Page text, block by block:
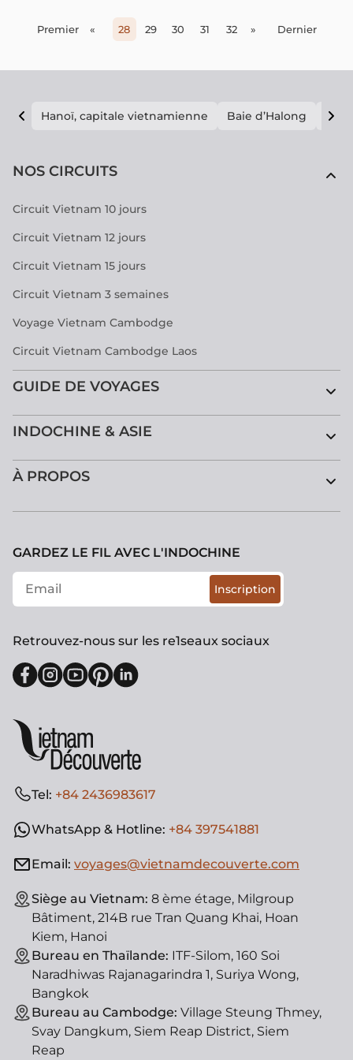
pour profiter pleinement de ce voyage
Premier « 28 29 30 31 32 » Dernier
Hanoï, capitale vietnamienne Baie d’Halong E
NOS CIRCUITS
Circuit Vietnam 10 jours
Circuit Vietnam 12 jours
Circuit Vietnam 15 jours
Circuit Vietnam 3 semaines
Voyage Vietnam Cambodge
Circuit Vietnam Cambodge Laos
GUIDE DE VOYAGES
INDOCHINE & ASIE
À PROPOS
Tel: +84 2436983617
WhatsApp & Hotline: +84 397541881
Email: voyages@vietnamdecouverte.com
Siège au Vietnam: 8 ème étage, Milgroup
Bâtiment, 214B rue Tran Quang Khai, Hoan
Kiem, Hanoi
Bureau en Thaïlande: ITF-Silom, 160 Soi
Naradhiwas Rajanagarindra 1, Suriya Wong,
Bangkok
Bureau au Cambodge: Village Steung Thmey,
Svay Dangkum, Siem Reap District, Siem
Reap
GARDEZ LE FIL AVEC L'INDOCHINE
Inscription
Retrouvez-nous sur les re1seaux sociaux